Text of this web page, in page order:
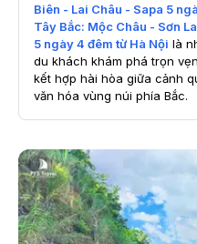
Biên - Lai Châu - Sapa 5
Tây Bắc: Mộc Châu - Sơn
5 ngày 4 đêm từ Hà Nội là
du khách khám phá trọn
kết hợp hài hòa giữa cảnh
văn hóa vùng núi phía Bắc.